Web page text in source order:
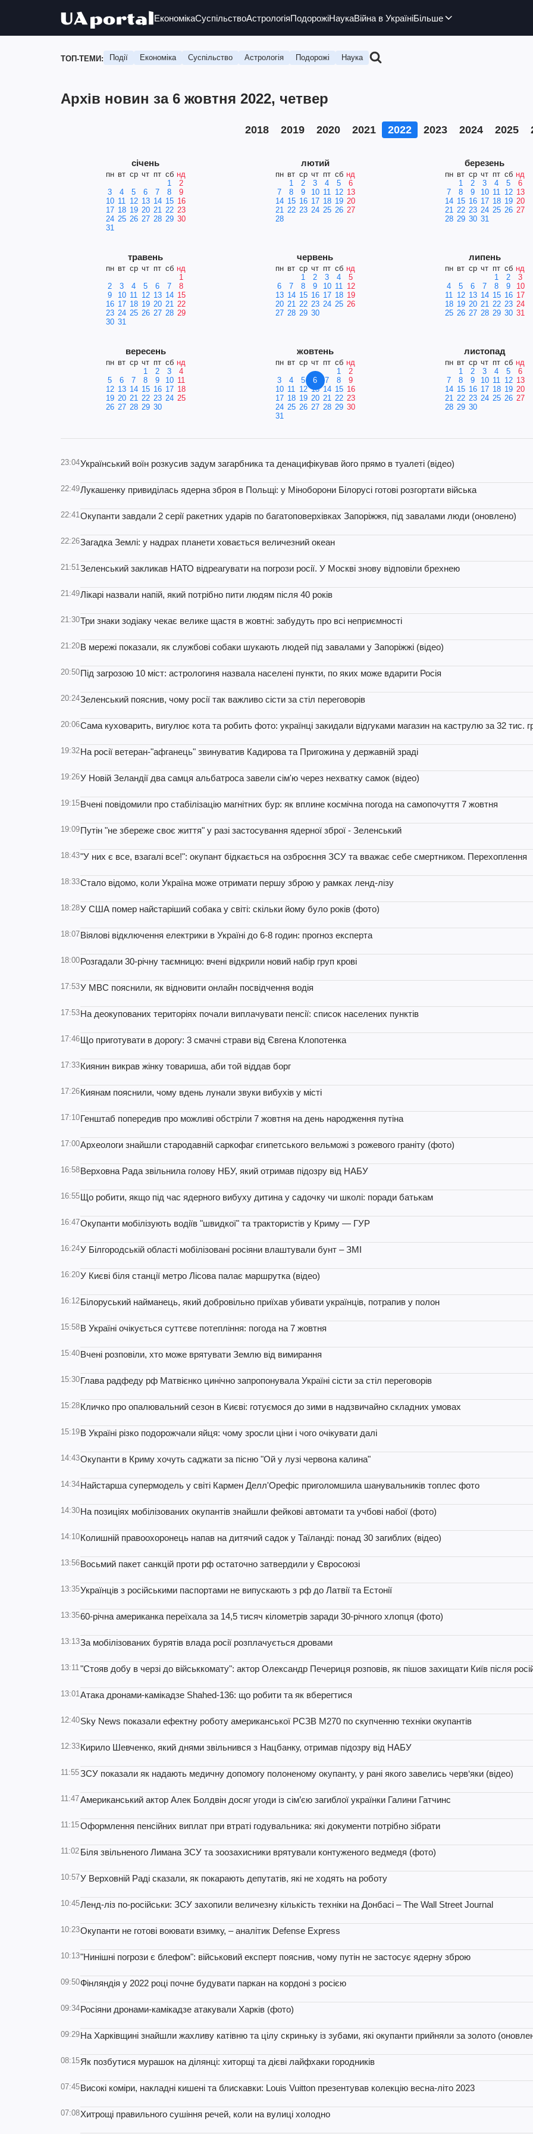
ЕкономікаСуспільствоАстрологіяПодорожіНаукаВійна в УкраїніБільше
ТОП-ТЕМИ: Події Економіка Суспільство Астрологія Подорожі Наука
Архів новин за 6 жовтня 2022, четвер
2018 2019 2020 2021 2022 2023 2024 2025
січень
пн вт ср чт пт сб нд
1
2
3
4 5 6 7 8
9
10 11 12 13 14 15 16
17 18 19 20 21 22 23
24 25 26 27 28 29 30
31
лютий
пн вт ср чт пт сб нд
1
2 3 4 5
6
7
8 9 10 11 12 13
14 15 16 17 18 19 20
21 22 23 24 25 26 27
28
березень
пн вт ср чт пт сб нд
1
2 3 4 5
6
7
8 9 10 11 12 13
14 15 16 17 18 19 20
21 22 23 24 25 26 27
28 29 30 31
травень
пн вт ср чт пт сб нд
1
2
3 4 5 6 7
8
9
10 11 12 13 14 15
16 17 18 19 20 21 22
23 24 25 26 27 28 29
30 31
червень
пн вт ср чт пт сб нд
1
2 3 4
5
6
7 8 9 10 11 12
13 14 15 16 17 18 19
20 21 22 23 24 25 26
27 28 29 30
липень
пн вт ср чт пт сб нд
1
2
3
4
5 6 7 8 9
10
11 12 13 14 15 16 17
18 19 20 21 22 23 24
25 26 27 28 29 30 31
вересень
пн вт ср чт пт сб нд
1
2 3
4
5
6 7 8 9 10 11
12 13 14 15 16 17 18
19 20 21 22 23 24 25
26 27 28 29 30
жовтень
пн вт ср чт пт сб нд
1
2
3
4 5 6 7 8
9
10 11 12 13 14 15 16
17 18 19 20 21 22 23
24 25 26 27 28 29 30
31
листопад
пн вт ср чт пт сб нд
1
2 3 4 5
6
7
8 9 10 11 12 13
14 15 16 17 18 19 20
21 22 23 24 25 26 27
28 29 30
23:04Український воїн розкусив задум загарбника та денацифікував його прямо в туалеті (відео)
22:49Лукашенку привиділась ядерна зброя в Польщі: у Міноборони Білорусі готові розгортати війська
22:41Окупанти завдали 2 серії ракетних ударів по багатоповерхівках Запоріжжя, під завалами люди (оновлено)
22:26Загадка Землі: у надрах планети ховається величезний океан
21:51Зеленський закликав НАТО відреагувати на погрози росії. У Москві знову відповіли брехнею
21:49Лікарі назвали напій, який потрібно пити людям після 40 років
21:30Три знаки зодіаку чекає велике щастя в жовтні: забудуть про всі неприємності
21:20В мережі показали, як службові собаки шукають людей під завалами у Запоріжжі (відео)
20:50Під загрозою 10 міст: астрологиня назвала населені пункти, по яких може вдарити Росія
20:24Зеленський пояснив, чому росії так важливо сісти за стіл переговорів
20:06Сама куховарить, вигулює кота та робить фото: українці закидали відгуками магазин на каструлю за 32 тис.
19:32На росії ветеран-"афганець" звинуватив Кадирова та Пригожина у державній зраді
19:26У Новій Зеландії два самця альбатроса завели сім'ю через нехватку самок (відео)
19:15Вчені повідомили про стабілізацію магнітних бур: як вплине космічна погода на самопочуття 7 жовтня
19:09Путін "не збереже своє життя" у разі застосування ядерної зброї - Зеленський
18:43"У них є все, взагалі все!": окупант бідкається на озброєння ЗСУ та вважає себе смертником. Перехоплення
18:33Стало відомо, коли Україна може отримати першу зброю у рамках ленд-лізу
18:28У США помер найстаріший собака у світі: скільки йому було років (фото)
18:07Віялові відключення електрики в Україні до 6-8 годин: прогноз експерта
18:00Розгадали 30-річну таємницю: вчені відкрили новий набір груп крові
17:53У МВС пояснили, як відновити онлайн посвідчення водія
17:53На деокупованих територіях почали виплачувати пенсії: список населених пунктів
17:46Що приготувати в дорогу: 3 смачні страви від Євгена Клопотенка
17:33Киянин викрав жінку товариша, аби той віддав борг
17:26Киянам пояснили, чому вдень лунали звуки вибухів у місті
17:10Генштаб попередив про можливі обстріли 7 жовтня на день народження путіна
17:00Археологи знайшли стародавній саркофаг єгипетського вельможі з рожевого граніту (фото)
16:58Верховна Рада звільнила голову НБУ, який отримав підозру від НАБУ
16:55Що робити, якщо під час ядерного вибуху дитина у садочку чи школі: поради батькам
16:47Окупанти мобілізують водіїв "швидкої" та трактористів у Криму — ГУР
16:24У Білгородській області мобілізовані росіяни влаштували бунт – ЗМІ
16:20У Києві біля станції метро Лісова палає маршрутка (відео)
16:12Білоруський найманець, який добровільно приїхав убивати українців, потрапив у полон
15:58В Україні очікується суттєве потепління: погода на 7 жовтня
15:40Вчені розповіли, хто може врятувати Землю від вимирання
15:30Глава радфеду рф Матвієнко цинічно запропонувала Україні сісти за стіл переговорів
15:28Кличко про опалювальний сезон в Києві: готуємося до зими в надзвичайно складних умовах
15:19В Україні різко подорожчали яйця: чому зросли ціни і чого очікувати далі
14:43Окупанти в Криму хочуть саджати за пісню "Ой у лузі червона калина"
14:34Найстарша супермодель у світі Кармен Делл'Орефіс приголомшила шанувальників топлес фото
14:30На позиціях мобілізованих окупантів знайшли фейкові автомати та учбові набої (фото)
14:10Колишній правоохоронець напав на дитячий садок у Таїланді: понад 30 загиблих (відео)
13:56Восьмий пакет санкцій проти рф остаточно затвердили у Євросоюзі
13:35Українців з російськими паспортами не випускають з рф до Латвії та Естонії
13:3560-річна американка переїхала за 14,5 тисяч кілометрів заради 30-річного хлопця (фото)
13:13За мобілізованих бурятів влада росії розплачується дровами
13:11"Стояв добу в черзі до військкомату": актор Олександр Печериця розповів, як пішов захищати Київ після
13:01Атака дронами-камікадзе Shahed-136: що робити та як вберегтися
12:40Sky News показали ефектну роботу американської РСЗВ M270 по скупченню техніки окупантів
12:33Кирило Шевченко, який днями звільнився з Нацбанку, отримав підозру від НАБУ
11:55ЗСУ показали як надають медичну допомогу полоненому окупанту, у рані якого завелись черв‘яки (відео)
11:47Американський актор Алек Болдвін досяг угоди із сім’єю загиблої українки Галини Гатчинс
11:15Оформлення пенсійних виплат при втраті годувальника: які документи потрібно зібрати
11:02 Біля звільненого Лимана ЗСУ та зоозахисники врятували контуженого ведмедя (фото)
10:57У Верховній Раді сказали, як покарають депутатів, які не ходять на роботу
10:45Ленд-ліз по-російськи: ЗСУ захопили величезну кількість техніки на Донбасі – The Wall Street Journal
10:23Окупанти не готові воювати взимку, – аналітик Defense Express
10:13"Нинішні погрози є блефом": військовий експерт пояснив, чому путін не застосує ядерну зброю
09:50Фінляндія у 2022 році почне будувати паркан на кордоні з росією
09:34Росіяни дронами-камікадзе атакували Харків (фото)
09:29На Харківщині знайшли жахливу катівню та цілу скриньку із зубами, які окупанти прийняли за золото
08:15Як позбутися мурашок на ділянці: хиторщі та дієві лайфхаки городників
07:45Високі коміри, накладні кишені та блискавки: Louis Vuitton презентував колекцію весна-літо 2023
07:08Хитрощі правильного сушіння речей, коли на вулиці холодно